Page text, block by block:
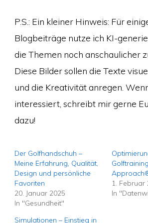
P.S.: Ein kleiner Hinweis: Für
Blogbeiträge nutze ich KI-
die Themen noch anschaulicher
Diese Bilder sollen die Texte
und die Kreativität anregen.
interessiert, schreibt mir gerne
dazu!
Der Golfhandschuh –
Meine Erfahrung, Qualität,
Design und persönliche
Favoriten
20. Januar 2025
In "Gesundheit"
1. Februar
In
Simulationen – Einstieg in